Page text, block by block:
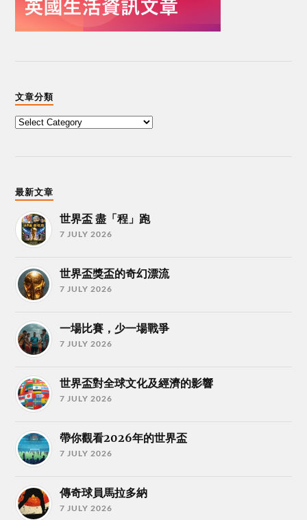
文章分類
最新文章
世界盃 盡「程」跑
7 JULY 2026
世界盃獎盃的奇幻漂流
7 JULY 2026
一場比賽，少一場戰爭
7 JULY 2026
世界盃對全球文化及經濟的影響
7 JULY 2026
帶你觀看2026年的世界盃
7 JULY 2026
傳奇球員馬拉多納
7 JULY 2026